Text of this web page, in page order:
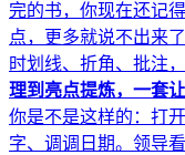
完的书，你现在还记
点，更多就说不出来
时划线、折角、批注
理到亮点提炼，一套
你是不是这样的：打
字、调调日期。领导